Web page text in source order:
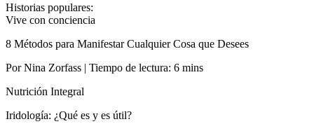
Historias populares:
Vive con conciencia
8 Métodos para Manifestar Cualquier Cosa que Desees
Por Nina Zorfass | Tiempo de lectura: 6 mins
Nutrición Integral
Iridología: ¿Qué es y es útil?